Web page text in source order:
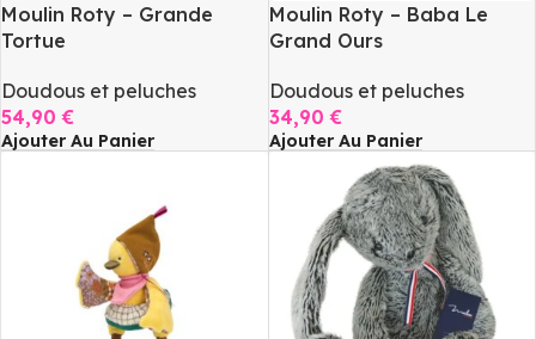
Moulin Roty – Grande
Tortue
Doudous et peluches
54,90€
Ajouter Au Panier
Moulin Roty – Baba Le
Grand Ours
Doudous et peluches
34,90€
Ajouter Au Panier